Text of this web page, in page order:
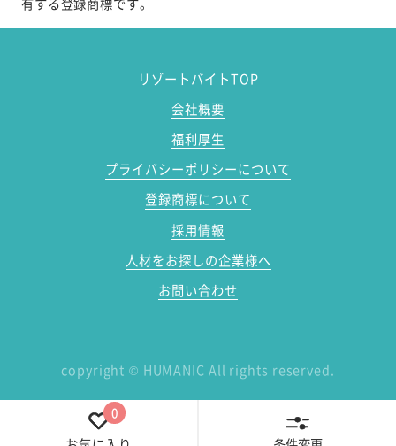
リゾートバイトTOP
会社概要
福利厚生
プライバシーポリシーについて
登録商標について
採用情報
人材をお探しの企業様へ
お問い合わせ
copyright © HUMANIC All rights reserved.
0